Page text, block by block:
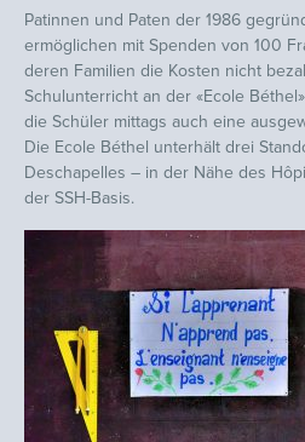
Patinnen und Paten der 1986
ermöglichen mit Spenden von 100
deren Familien die Kosten nicht
Schulunterricht an der «Ecole
die Schüler mittags auch eine
Die Ecole Béthel unterhält drei
Deschapelles – in der Nähe des
der SSH-Basis.